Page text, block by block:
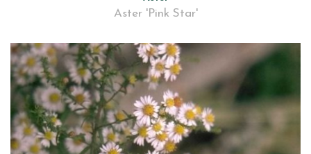
Aster 'Pink Star'